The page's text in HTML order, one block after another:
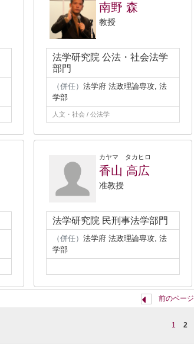
南野 森
教授
法学研究院 公法・社会法学
部門
（併任） 法学府 法政理論専攻, 法
学部
人文・社会 / 公法学
カヤマ タカヒロ
香山 高広
准教授
法学研究院 民刑事法学部門
（併任） 法学府 法政理論専攻, 法
学部
前のページ
1 2